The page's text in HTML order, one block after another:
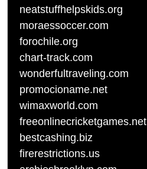
neatstuffhelpskids.org
moraessoccer.com
forochile.org
chart-track.com
wonderfultraveling.com
promocioname.net
wimaxworld.com
freeonlinecricketgames.net
bestcashing.biz
firerestrictions.us